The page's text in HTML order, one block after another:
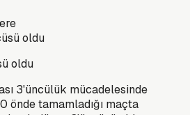
oldu
3'üncülük mücadelesinde
önde tamamladığı maçta